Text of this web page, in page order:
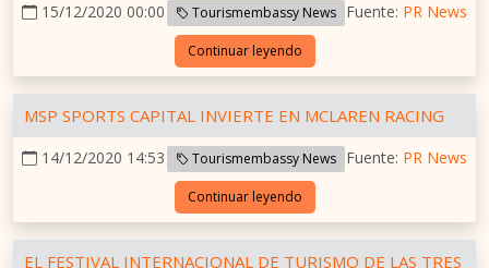
15/12/2020 00:00 Tourismembassy News Fuente: PR News
Continuar leyendo
MSP SPORTS CAPITAL INVIERTE EN MCLAREN RACING
14/12/2020 14:53 Tourismembassy News Fuente: PR News
Continuar leyendo
EL FESTIVAL INTERNACIONAL DE TURISMO DE LAS TRES